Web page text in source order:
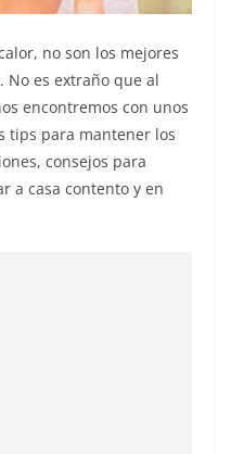
no son los mejores
es extraño que al
encontremos con unos
tips para mantener los
consejos para
a casa contento y en